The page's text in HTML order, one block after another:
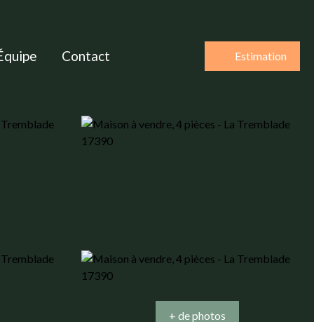
Contact Estimation
+ de photos